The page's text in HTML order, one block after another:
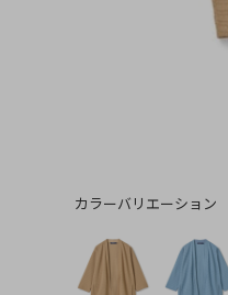
カラーバリエーション